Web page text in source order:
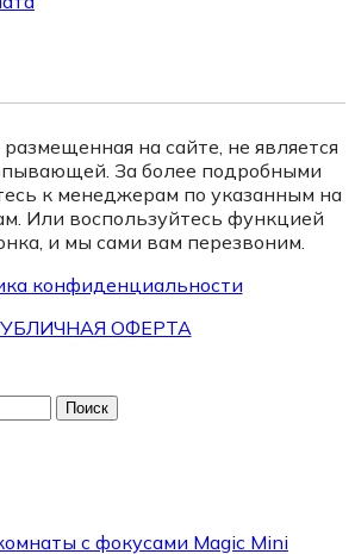
на сайте, не является
За более подробными
к менеджерам по указанным на
Или воспользуйтесь функцией
и мы сами вам перезвоним.
конфиденциальности
ОФЕРТА
Поиск
с фокусами Magic Mini